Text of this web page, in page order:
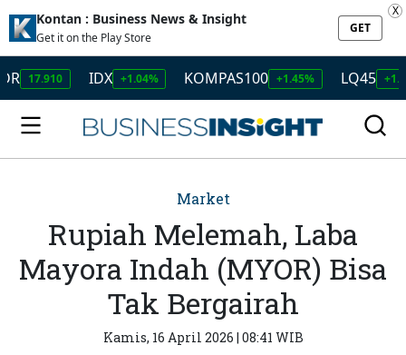
Kontan : Business News & Insight
Get it on the Play Store
GET
X
IDX +1.04% KOMPAS100 +1.45% LQ45 +1.50%
Market
Rupiah Melemah, Laba
Mayora Indah (MYOR) Bisa
Tak Bergairah
Kamis, 16 April 2026 | 08:41 WIB